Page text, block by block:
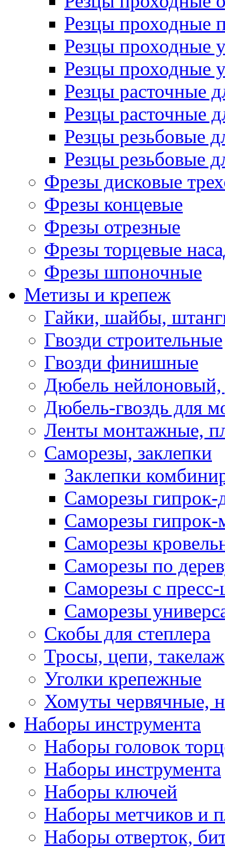
Резцы проходные
Резцы проходные
Резцы проходные
Резцы расточные
Резцы расточные
Резцы резьбовые
Резцы резьбовые
Фрезы дисковые
Фрезы концевые
Фрезы отрезные
Фрезы торцевые
Фрезы шпоночные
Метизы и крепеж
Гайки, шайбы,
Гвозди строительные
Гвозди финишные
Дюбель нейлоновый,
Дюбель-гвоздь для
Ленты монтажные,
Саморезы, заклепки
Заклепки
Саморезы гипрок-
Саморезы гипрок-
Саморезы
Саморезы по
Саморезы с
Саморезы
Скобы для степлера
Тросы, цепи, такелаж
Уголки крепежные
Хомуты червячные,
Наборы инструмента
Наборы головок
Наборы инструмента
Наборы ключей
Наборы метчиков и
Наборы отверток,